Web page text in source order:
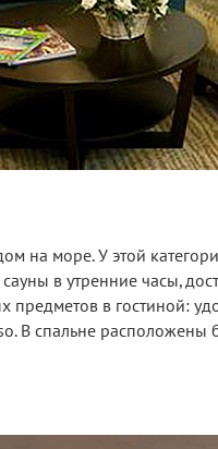
на море. У этой
в утренние часы,
предметов в гостиной:
В спальне